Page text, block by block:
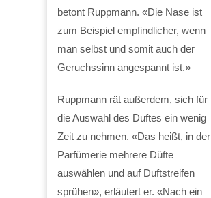
betont Ruppmann. «Die Nase ist
zum Beispiel empfindlicher, wenn
man selbst und somit auch der
Geruchssinn angespannt ist.»
Ruppmann rät außerdem, sich für
die Auswahl des Duftes ein wenig
Zeit zu nehmen. «Das heißt, in der
Parfümerie mehrere Düfte
auswählen und auf Duftstreifen
sprühen», erläutert er. «Nach ein